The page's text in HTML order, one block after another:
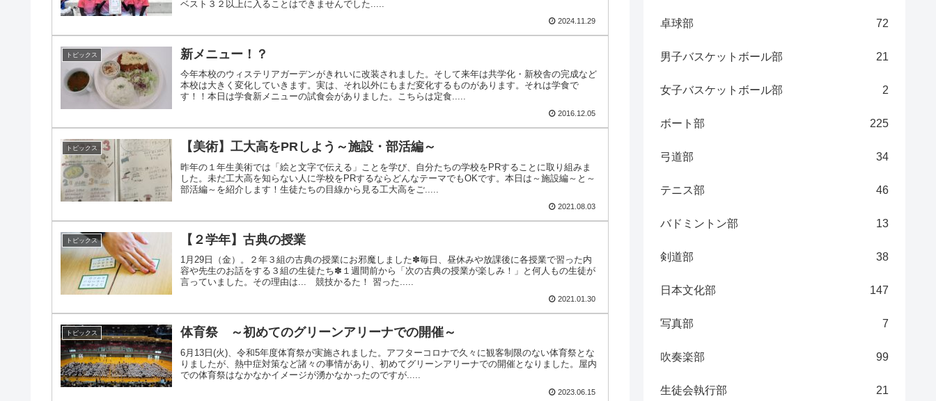
ベスト３２以上に入ることはできませんでした.....
2024.11.29
トピックス 新メニュー！？
今年本校のウィステリアガーデンがきれいに改装されました。そして来年は共学化・新校舎の完成など
本校は大きく変化していきます。実は、それ以外にもまだ変化するものがあります。それは学食で
す！！本日は学食新メニューの試食会がありました。こちらは定食.....
2016.12.05
トピックス 【美術】工大高をPRしよう～施設・部活編～
昨年の１年生美術では「絵と文字で伝える」ことを学び、自分たちの学校をPRすることに取り組みま
した。未だ工大高を知らない人に学校をPRするならどんなテーマでもOKです。本日は～施設編～と～
部活編～を紹介します！生徒たちの目線から見る工大高をご.....
2021.08.03
トピックス 【２学年】古典の授業
1月29日（金）。２年３組の古典の授業にお邪魔しました✽毎日、昼休みや放課後に各授業で習った内
容や先生のお話をする３組の生徒たち✽１週間前から「次の古典の授業が楽しみ！」と何人もの生徒が
言っていました。その理由は... 競技かるた！ 習った.....
2021.01.30
トピックス 体育祭 ～初めてのグリーンアリーナでの開催～
6月13日(火)、令和5年度体育祭が実施されました。アフターコロナで久々に観客制限のない体育祭とな
りましたが、熱中症対策など諸々の事情があり、初めてグリーンアリーナでの開催となりました。屋内
での体育祭はなかなかイメージが湧かなかったのですが.....
2023.06.15
卓球部 72
男子バスケットボール部 21
女子バスケットボール部 2
ボート部 225
弓道部 34
テニス部 46
バドミントン部 13
剣道部 38
日本文化部 147
写真部 7
吹奏楽部 99
生徒会執行部 21